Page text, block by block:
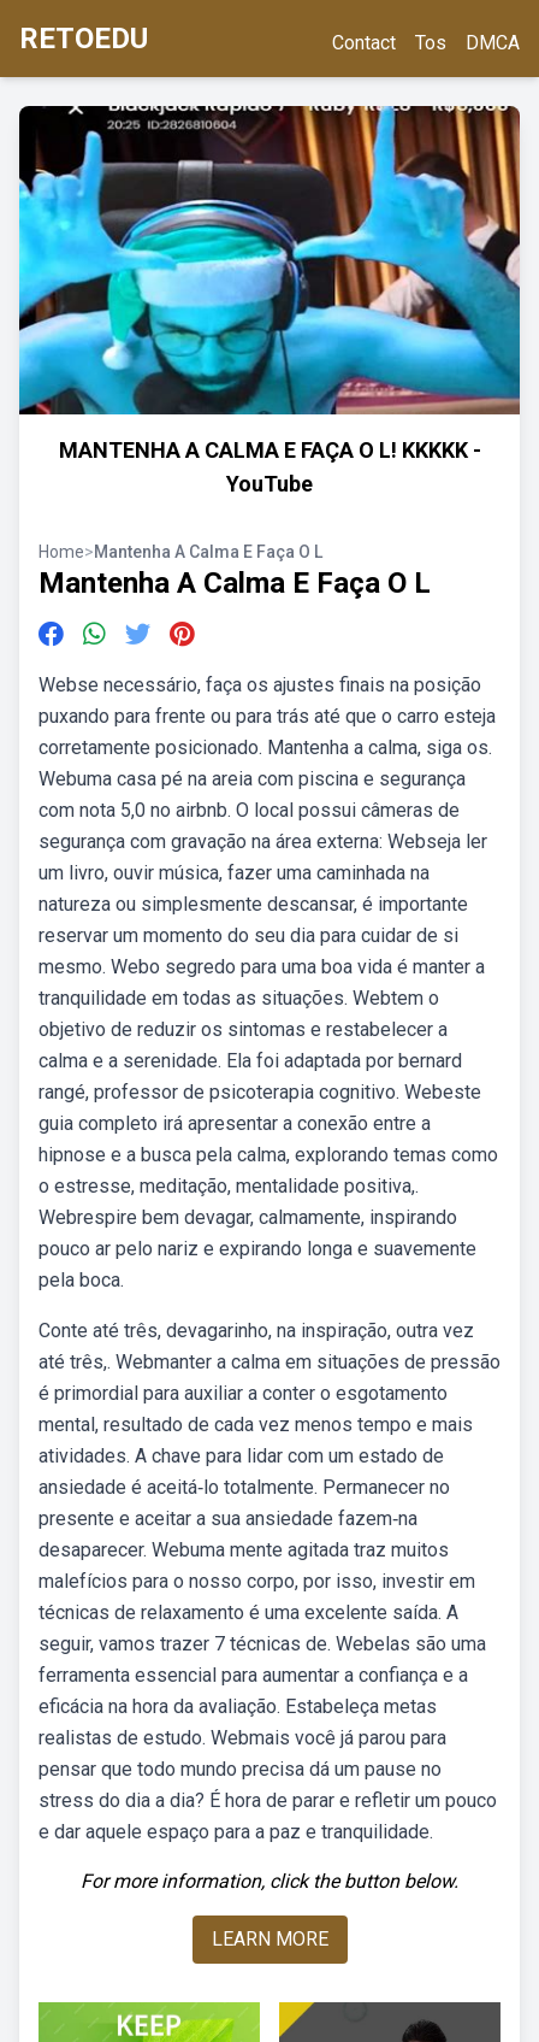
RETOEDU Contact Tos DMCA
MANTENHA A CALMA E FAÇA O L! KKKKK -
YouTube
Home>Mantenha A Calma E Faça O L
Mantenha A Calma E Faça O L
Webse necessário, faça os ajustes finais na posição
puxando para frente ou para trás até que o carro esteja
corretamente posicionado. Mantenha a calma, siga os.
Webuma casa pé na areia com piscina e segurança
com nota 5,0 no airbnb. O local possui câmeras de
segurança com gravação na área externa: Webseja ler
um livro, ouvir música, fazer uma caminhada na
natureza ou simplesmente descansar, é importante
reservar um momento do seu dia para cuidar de si
mesmo. Webo segredo para uma boa vida é manter a
tranquilidade em todas as situações. Webtem o
objetivo de reduzir os sintomas e restabelecer a
calma e a serenidade. Ela foi adaptada por bernard
rangé, professor de psicoterapia cognitivo. Webeste
guia completo irá apresentar a conexão entre a
hipnose e a busca pela calma, explorando temas como
o estresse, meditação, mentalidade positiva,.
Webrespire bem devagar, calmamente, inspirando
pouco ar pelo nariz e expirando longa e suavemente
pela boca.
Conte até três, devagarinho, na inspiração, outra vez
até três,. Webmanter a calma em situações de pressão
é primordial para auxiliar a conter o esgotamento
mental, resultado de cada vez menos tempo e mais
atividades. A chave para lidar com um estado de
ansiedade é aceitá‐lo totalmente. Permanecer no
presente e aceitar a sua ansiedade fazem‐na
desaparecer. Webuma mente agitada traz muitos
malefícios para o nosso corpo, por isso, investir em
técnicas de relaxamento é uma excelente saída. A
seguir, vamos trazer 7 técnicas de. Webelas são uma
ferramenta essencial para aumentar a confiança e a
eficácia na hora da avaliação. Estabeleça metas
realistas de estudo. Webmais você já parou para
pensar que todo mundo precisa dá um pause no
stress do dia a dia? É hora de parar e refletir um pouco
e dar aquele espaço para a paz e tranquilidade.
For more information, click the button below.
LEARN MORE